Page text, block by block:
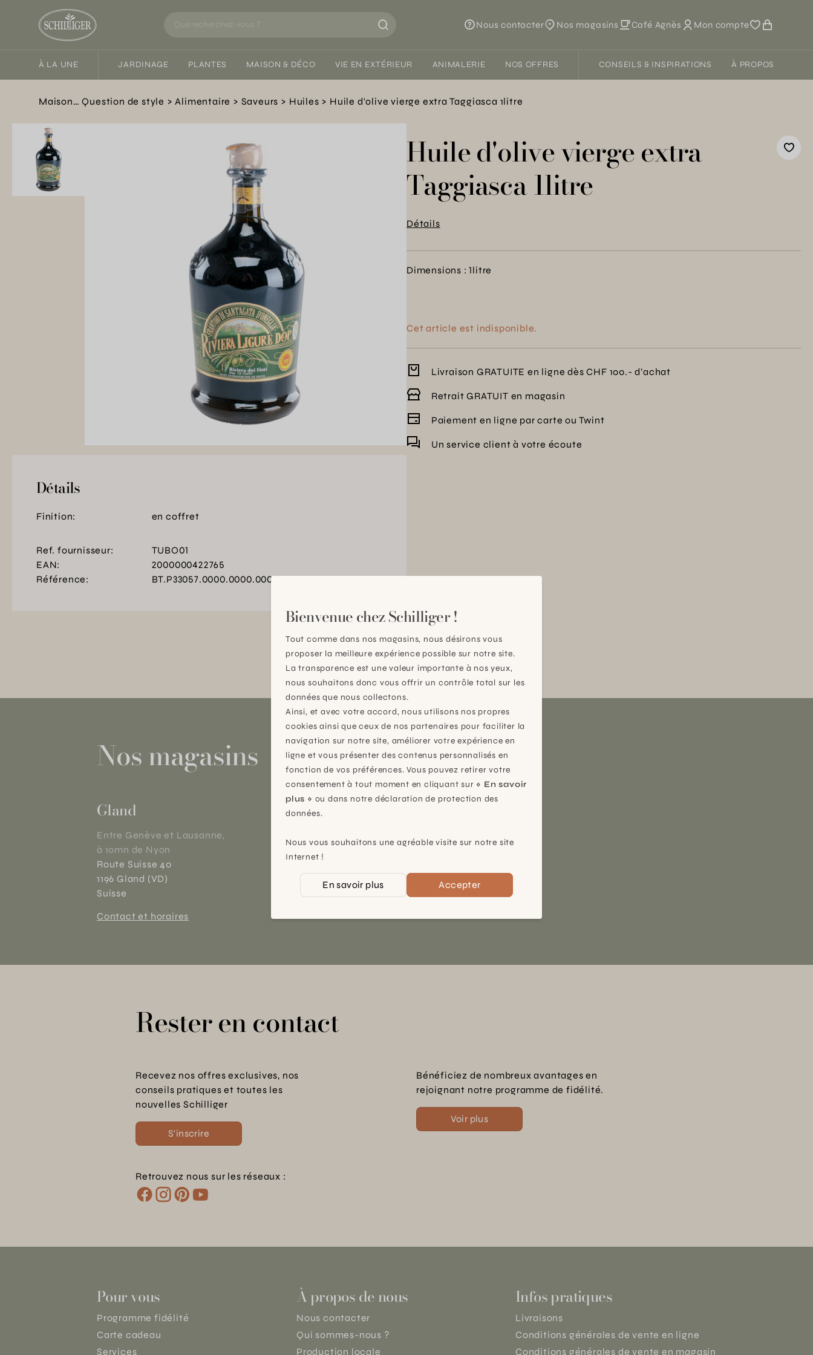
Nous contacter Nos magasins Café Agnès Mon compte
À LA UNE JARDINAGE PLANTES MAISON & DÉCO VIE EN EXTÉRIEUR ANIMALERIE NOS OFFRES CONSEILS & INSPIRATIONS À PROPOS
Maison… Question de style Alimentaire Saveurs Huiles Huile d'olive vierge extra Taggiasca 1litre
Détails
Finition: en coffret
Ref. fournisseur:
TUBO01
EAN:
2000000422765
Référence:
BT.P33057.0000.0000.0000
Huile d'olive vierge extra
Taggiasca 1litre
Détails
Dimensions : 1litre
Cet article est indisponible.
Livraison GRATUITE en ligne dès CHF 100.- d’achat
Retrait GRATUIT en magasin
Paiement en ligne par carte ou Twint
Un service client à votre écoute
Nos magasins
Gland
Entre Genève et Lausanne,
à 10mn de Nyon
Route Suisse 40
1196 Gland (VD)
Suisse
Contact et horaires
Plan-les-Ouates
Chemin des Charrotons 25
Suisse
Rester en contact
Recevez nos offres exclusives, nos
conseils pratiques et toutes les
nouvelles Schilliger
S'inscrire
Bénéficiez de nombreux avantages en
rejoignant notre programme de fidélité.
Voir plus
Retrouvez nous sur les réseaux :
Pour vous
Programme fidélité
Carte cadeau
Services
À propos de nous
Nous contacter
Qui sommes-nous ?
Production locale
Infos pratiques
Livraisons
Conditions générales de vente en ligne
Conditions générales de vente en magasin
Bienvenue chez Schilliger !
Tout comme dans nos magasins, nous désirons vous
proposer la meilleure expérience possible sur notre site.
La transparence est une valeur importante à nos yeux,
nous souhaitons donc vous offrir un contrôle total sur les
données que nous collectons.
Ainsi, et avec votre accord, nous utilisons nos propres
cookies ainsi que ceux de nos partenaires pour faciliter la
navigation sur notre site, améliorer votre expérience en
ligne et vous présenter des contenus personnalisés en
fonction de vos préférences. Vous pouvez retirer votre
consentement à tout moment en cliquant sur « En savoir
plus » ou dans notre déclaration de protection des
données.
Nous vous souhaitons une agréable visite sur notre site
Internet !
En savoir plus Accepter